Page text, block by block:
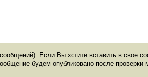
Если Вы хотите вставить в свое
будем опубликовано после проверки